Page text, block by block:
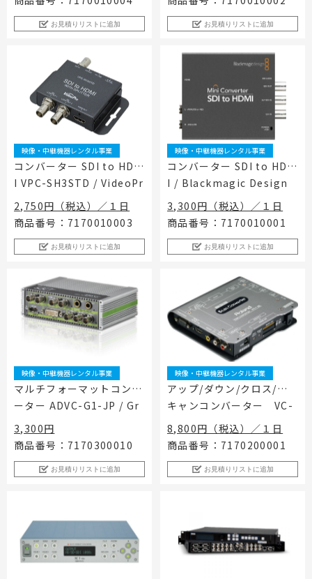
お見積りリストに追加 お見積りリストに追加
映像・中継機器レンタル事業
コンバーター SDI to HDM
I VPC-SH3STD / VideoPr
o
2,750円（税込）／１日
商品番号：7170010003
お見積りリストに追加
映像・中継機器レンタル事業
コンバーター SDI to HDM
I / Blackmagic Design
3,300円（税込）／１日
商品番号：7170010001
お見積りリストに追加
映像・中継機器レンタル事業
マルチフォーマットコンバ
ーター ADVC-G1-JP / Gr
ass Valley
3,300円
商品番号：7170300010
お見積りリストに追加
映像・中継機器レンタル事業
アップ/ダウン/クロス/ス
キャンコンバーター VC-
1-SC / Roland
8,800円（税込）／１日
商品番号：7170200001
お見積りリストに追加